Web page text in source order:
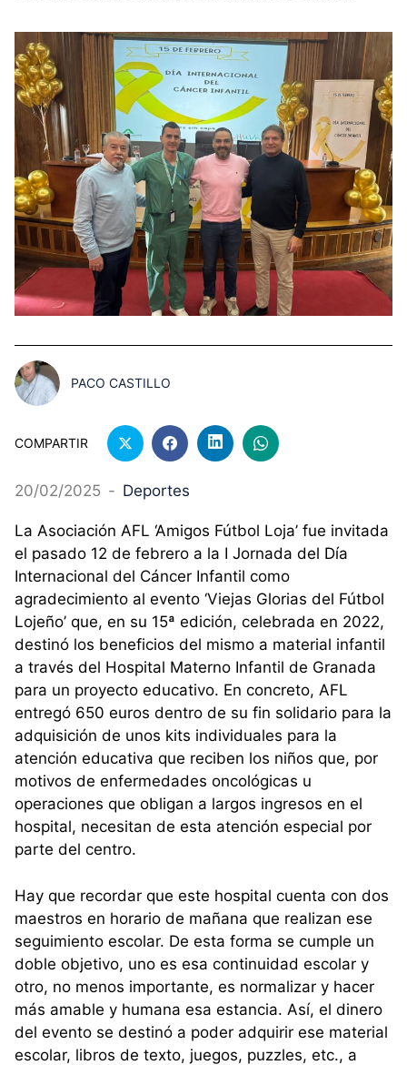
PACO CASTILLO
COMPARTIR
20/02/2025 - Deportes
La Asociación AFL ‘Amigos Fútbol Loja’ fue invitada
el pasado 12 de febrero a la I Jornada del Día
Internacional del Cáncer Infantil como
agradecimiento al evento ‘Viejas Glorias del Fútbol
Lojeño’ que, en su 15ª edición, celebrada en 2022,
destinó los beneficios del mismo a material infantil
a través del Hospital Materno Infantil de Granada
para un proyecto educativo. En concreto, AFL
entregó 650 euros dentro de su fin solidario para la
adquisición de unos kits individuales para la
atención educativa que reciben los niños que, por
motivos de enfermedades oncológicas u
operaciones que obligan a largos ingresos en el
hospital, necesitan de esta atención especial por
parte del centro.
Hay que recordar que este hospital cuenta con dos
maestros en horario de mañana que realizan ese
seguimiento escolar. De esta forma se cumple un
doble objetivo, uno es esa continuidad escolar y
otro, no menos importante, es normalizar y hacer
más amable y humana esa estancia. Así, el dinero
del evento se destinó a poder adquirir ese material
escolar, libros de texto, juegos, puzzles, etc., a